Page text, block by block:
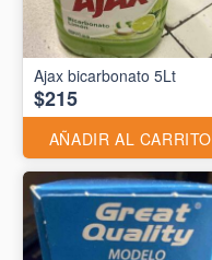
Ajax bicarbonato 5Lt
$215
AÑADIR AL CARRITO